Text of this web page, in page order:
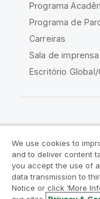
Programa
Programa de
Carreiras
Sala de imprensa
Escritório
Acordos legais
Legal Policies
Termos de uso
We use cookies to
and to deliver content
you accept the use of
data transmission to
Notice or click ‘More